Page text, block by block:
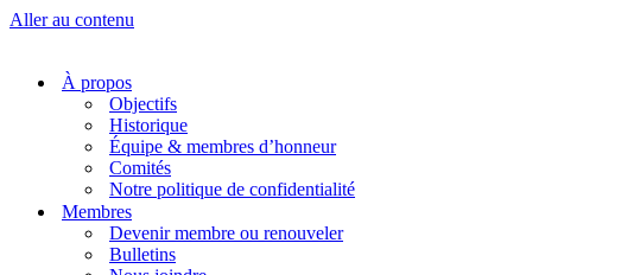
Aller au contenu
À propos
Objectifs
Historique
Équipe & membres d’honneur
Comités
Notre politique de confidentialité
Membres
Devenir membre ou renouveler
Bulletins